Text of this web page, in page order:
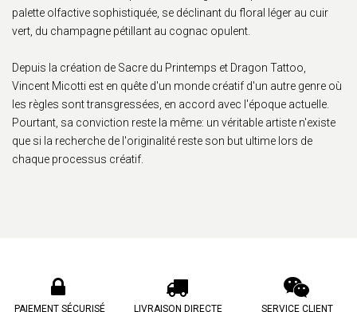
palette olfactive sophistiquée, se déclinant du floral léger au cuir
vert, du champagne pétillant au cognac opulent.
Depuis la création de Sacre du Printemps et Dragon Tattoo,
Vincent Micotti est en quête d'un monde créatif d'un autre genre où
les règles sont transgressées, en accord avec l'époque actuelle.
Pourtant, sa conviction reste la même: un véritable artiste n'existe
que si la recherche de l'originalité reste son but ultime lors de
chaque processus créatif.
PAIEMENT SÉCURISÉ LIVRAISON DIRECTE SERVICE CLIENT